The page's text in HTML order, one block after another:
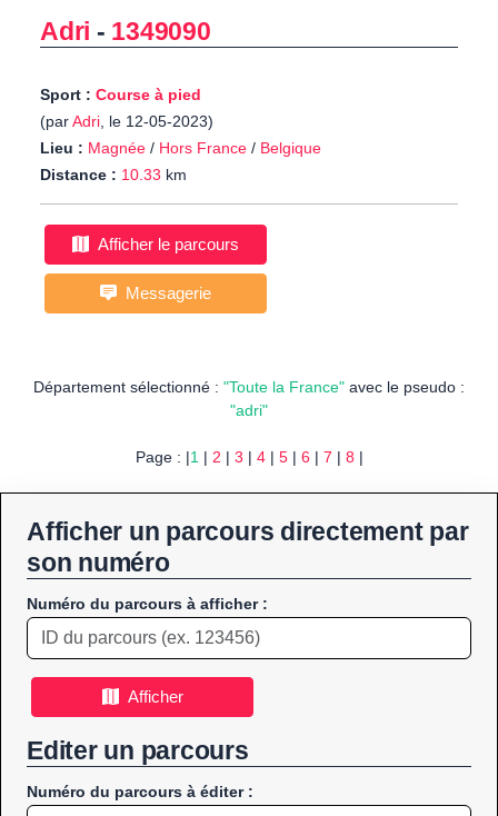
Adri - 1349090
Sport : Course à pied
(parAdri, le 12-05-2023)
Lieu : Magnée / Hors France / Belgique
Distance : 10.33 km
Afficher le parcours
Messagerie
Département sélectionné : "Toute la France" avec le pseudo :
"adri"
Page : |1| 2 | 3 | 4| 5| 6 | 7 | 8 |
Afficher un parcours directement par
son numéro
Numéro du parcours à afficher :
Afficher
Editer un parcours
Numéro du parcours à éditer :